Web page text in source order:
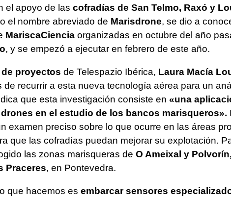
el apoyo de las cofradías de San Telmo, Raxó y
el nombre abreviado de Marisdrone, se dio a
MariscaCienciaorganizadas en octubre del año
, y se empezó a ejecutar en febrero de este año.
proyectos de Telespazio Ibérica, Laura Macía
de recurrir a esta nueva tecnología aérea para un
que esta investigación consiste en «una
en el estudio de los bancos marisqueros».
examen preciso sobre lo que ocurre en las áreas
que las cofradías puedan mejorar su explotación.
las zonas marisqueras de O Ameixal y Polvorín,
Praceres, en Pontevedra.
que hacemos es embarcar sensores